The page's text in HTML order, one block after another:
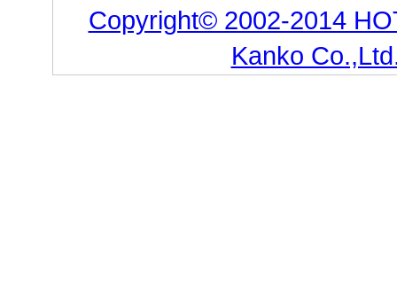
Copyright© 2002-2014
Kanko